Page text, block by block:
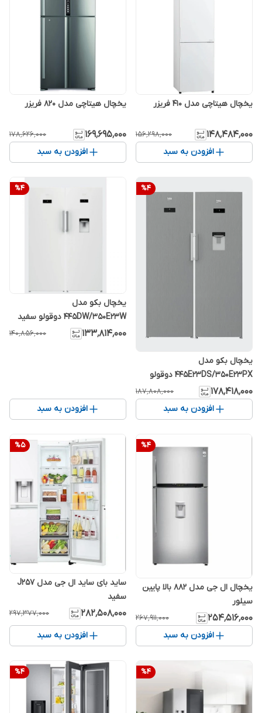
یخچال هیتاچی مدل 410 فریزر
۱۴۸٬۴۸۴٬۰۰۰ ۱۵۶٬۲۹۸٬۰۰۰
افزودن به سبد
یخچال هیتاچی مدل 820 فریزر
۱۶۹٬۶۹۵٬۰۰۰ ۱۷۸٬۶۲۶٬۰۰۰
افزودن به سبد
%4
یخچال بکو مدل
445E23DS/350E23PX دوقولو
سیلور
۱۷۸٬۴۱۸٬۰۰۰ ۱۸۷٬۸۰۸٬۰۰۰
افزودن به سبد
%4
یخچال بکو مدل
445DW/350E23W دوقولو سفید
۱۳۳٬۸۱۴٬۰۰۰ ۱۴۰٬۸۵۶٬۰۰۰
افزودن به سبد
%4
یخچال ال جی مدل 882 بالا پایین
سیلور
۲۵۴٬۵۱۶٬۰۰۰ ۲۶۷٬۹۱۱٬۰۰۰
افزودن به سبد
%5
ساید بای ساید ال جی مدل J257
سفید
۲۸۲٬۵۰۸٬۰۰۰ ۲۹۷٬۳۷۷٬۰۰۰
افزودن به سبد
%4
%4